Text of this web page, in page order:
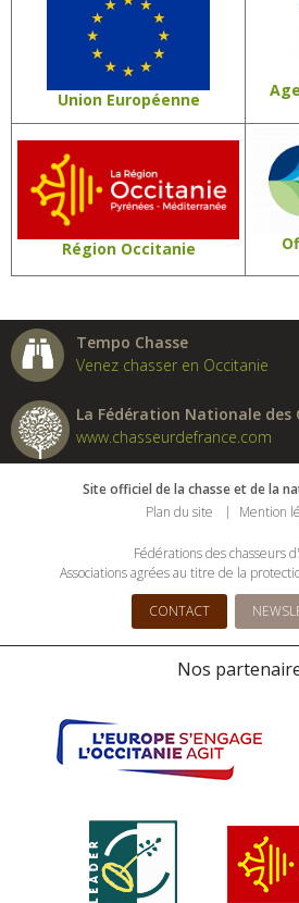
Union Européenne
Région Occitanie
Tempo Chasse
Venez chasser en Occitanie
La Fédération Nationale des
www.chasseurdefrance.com
Site officiel de la chasse et de la
Plan du site
Mention
Fédérations des chasseurs
Associations agrées au titre de la
CONTACT
Nos